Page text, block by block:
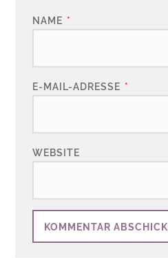
NAME *
E-MAIL-ADRESSE *
WEBSITE